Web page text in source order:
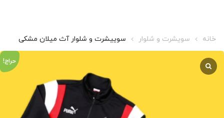
خانه سویشرت و شلوار سوییشرت و شلوار آث میلان مشکی
حراج!